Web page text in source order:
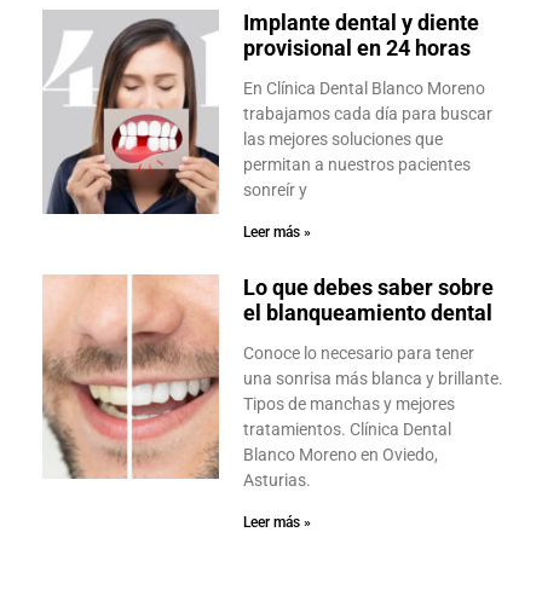
Implante dental y diente
provisional en 24 horas
En Clínica Dental Blanco Moreno
trabajamos cada día para buscar
las mejores soluciones que
permitan a nuestros pacientes
sonreír y
Leer más »
Lo que debes saber sobre
el blanqueamiento dental
Conoce lo necesario para tener
una sonrisa más blanca y brillante.
Tipos de manchas y mejores
tratamientos. Clínica Dental
Blanco Moreno en Oviedo,
Asturias.
Leer más »